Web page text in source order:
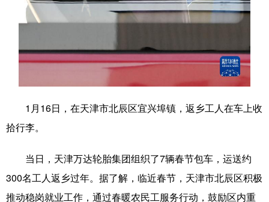
北京 天津 河北 山西
江苏
浙江 安徽 福建 江西
山东
广东 广西 海南 重庆
四川 贵州 云南 西藏
1月16日，在天津市北辰区宜兴埠镇，返乡工人在车上收
拾行李。
当日，天津万达轮胎集团组织了7辆春节包车，运送约
300名工人返乡过年。据了解，临近春节，天津市北辰区积极
推动稳岗就业工作，通过春暖农民工服务行动，鼓励区内重